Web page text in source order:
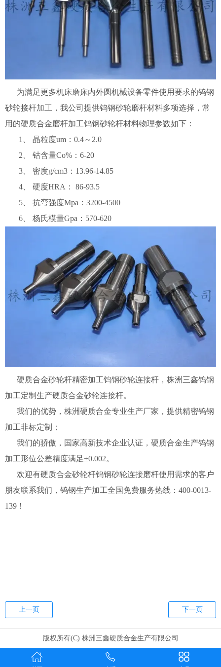
为满足更多机床磨床内外圆机械设备零件使用要求的钨钢
砂轮接杆加工，我公司提供钨钢砂轮磨杆材料多项选择，常
用的硬质合金磨杆加工钨钢砂轮杆材料物理参数如下：
1、 晶粒度um：0.4～2.0
2、 钴含量Co%：6-20
3、 密度g/cm3：13.96-14.85
4、 硬度HRA： 86-93.5
5、 抗弯强度Mpa：3200-4500
6、 杨氏模量Gpa：570-620
硬质合金砂轮杆精密加工钨钢砂轮连接杆，株洲三鑫钨钢
加工定制生产硬质合金砂轮连接杆。
我们的优势，株洲硬质合金专业生产厂家，提供精密钨钢
加工非标定制；
我们的骄傲，国家高新技术企业认证，硬质合金生产钨钢
加工形位公差精度满足±0.002。
欢迎有硬质合金砂轮杆钨钢砂轮连接磨杆使用需求的客户
朋友联系我们，钨钢生产加工全国免费服务热线：400-0013-
139！
上一页 下一页
版权所有(C) 株洲三鑫硬质合金生产有限公司